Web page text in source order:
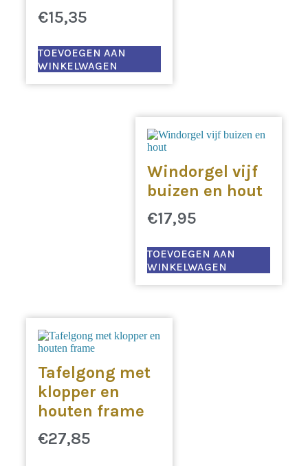
€15,35
TOEVOEGEN AAN
WINKELWAGEN
Windorgel vijf
buizen en hout
€17,95
TOEVOEGEN AAN
WINKELWAGEN
Tafelgong met
klopper en
houten frame
€27,85